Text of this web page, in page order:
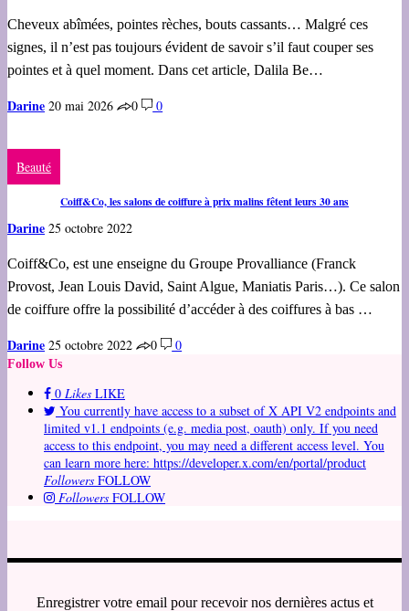
Cheveux abîmées, pointes rèches, bouts cassants… Malgré ces
signes, il n’est pas toujours évident de savoir s’il faut couper ses
pointes et à quel moment. Dans cet article, Dalila Be…
Darine 20 mai 2026 0 0
Beauté
Coiff&Co, les salons de coiffure à prix malins fêtent leurs 30 ans
Darine 25 octobre 2022
Coiff&Co, est une enseigne du Groupe Provalliance (Franck
Provost, Jean Louis David, Saint Algue, Maniatis Paris…). Ce salon
de coiffure offre la possibilité d’accéder à des coiffures à bas …
Darine 25 octobre 2022 0 0
Follow Us
0 Likes LIKE
You currently have access to a subset of X API V2 endpoints and
limited v1.1 endpoints (e.g. media post, oauth) only. If you need
access to this endpoint, you may need a different access level. You
can learn more here: https://developer.x.com/en/portal/product
Followers FOLLOW
Followers FOLLOW
Enregistrer votre email pour recevoir nos dernières actus et